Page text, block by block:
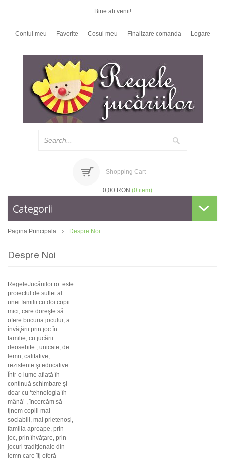
Bine ati venit!
Contul meu Favorite Cosul meu Finalizare comanda Logare
Shopping Cart -
0,00 RON (0 item)
Categorii
Pagina Principala Despre Noi
Despre Noi
RegeleJucăriilor.ro este
proiectul de suflet al
unei familii cu doi copii
mici, care doreşte să
ofere bucuria jocului, a
învăţării prin joc în
familie, cu jucării
deosebite , unicate, de
lemn, calitative,
rezistente şi educative.
Într-o lume aflată în
continuă schimbare şi
doar cu ‘tehnologia în
mână’ , încercăm să
ţinem copiii mai
sociabili, mai prietenoşi,
familia aproape, prin
joc, prin învăţare, prin
jocuri tradiţionale din
lemn care îţi oferă